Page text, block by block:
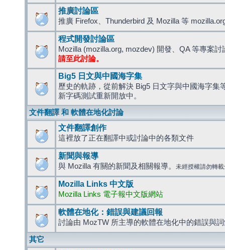
推廣討論區
推廣 Firefox、Thunderbird 及 Mozilla 等
程式開發討論區
Mozilla (mozilla.org, mozdev) 開發、QA 等專案討
請至此討論。
Big5 日文與中國海字集
歷史的軌跡，從前解決 Big5 日文字與中國海字集
新字碼測試重新開放中。
文件翻譯 和 軟體在地化討論
文件翻譯創作
這裡放了正在翻譯中或討論中的各類文件
新聞與報導
與 Mozilla 有關的新聞及相關報導。 未經授權請勿轉
Mozilla Links 中文版
Mozilla Links 電子報中文版網站
軟體在地化：錯誤與建議回報
討論由 MozTW 所主導的軟體在地化中的錯誤與
其它